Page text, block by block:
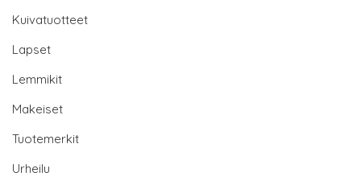
Kuivatuotteet
Lapset
Lemmikit
Makeiset
Tuotemerkit
Urheilu